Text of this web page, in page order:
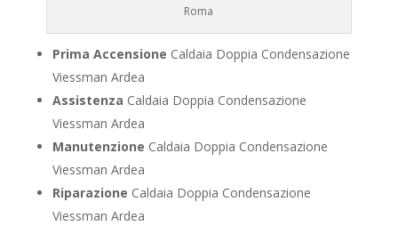
Roma
Prima Accensione Caldaia Doppia Condensazione
Viessman Ardea
Assistenza Caldaia Doppia Condensazione
Viessman Ardea
Manutenzione Caldaia Doppia Condensazione
Viessman Ardea
Riparazione Caldaia Doppia Condensazione
Viessman Ardea